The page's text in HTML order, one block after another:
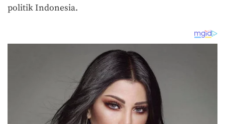
politik Indonesia.